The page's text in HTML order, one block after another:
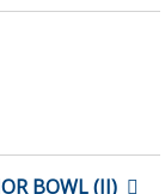
BOWL (II)